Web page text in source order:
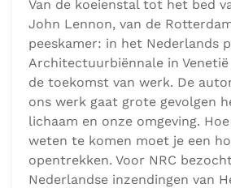
Van de koeienstal tot het bed
John Lennon, van de
peeskamer: in het Nederlands
Architectuurbiënnale in
de toekomst van werk. De
ons werk gaat grote gevolgen
lichaam en onze omgeving.
weten te komen moet je een
opentrekken. Voor NRC
Nederlandse inzendingen van